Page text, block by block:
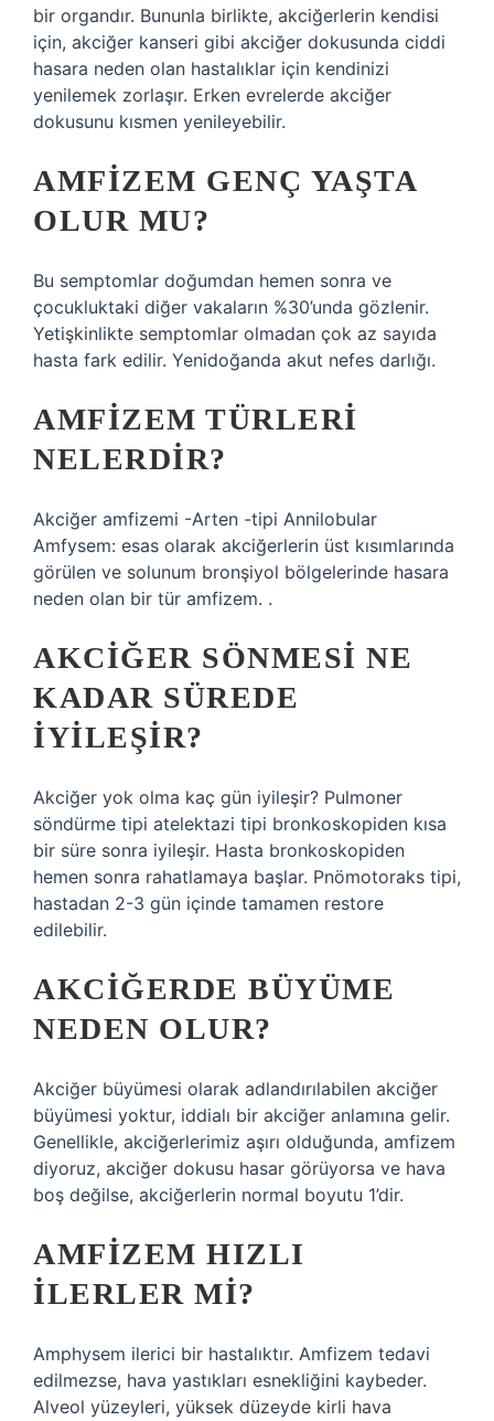
bir organdır. Bununla birlikte, akciğerlerin kendisi
için, akciğer kanseri gibi akciğer dokusunda ciddi
hasara neden olan hastalıklar için kendinizi
yenilemek zorlaşır. Erken evrelerde akciğer
dokusunu kısmen yenileyebilir.
AMFIZEM GENÇ YAŞTA
OLUR MU?
Bu semptomlar doğumdan hemen sonra ve
çocukluktaki diğer vakaların %30’unda gözlenir.
Yetişkinlikte semptomlar olmadan çok az sayıda
hasta fark edilir. Yenidoğanda akut nefes darlığı.
AMFIZEM TÜRLERI
NELERDIR?
Akciğer amfizemi -Arten -tipi Annilobular
Amfysem: esas olarak akciğerlerin üst kısımlarında
görülen ve solunum bronşiyol bölgelerinde hasara
neden olan bir tür amfizem. .
AKCIĞER SÖNMESI NE
KADAR SÜREDE
IYILEŞIR?
Akciğer yok olma kaç gün iyileşir? Pulmoner
söndürme tipi atelektazi tipi bronkoskopiden kısa
bir süre sonra iyileşir. Hasta bronkoskopiden
hemen sonra rahatlamaya başlar. Pnömotoraks tipi,
hastadan 2-3 gün içinde tamamen restore
edilebilir.
AKCIĞERDE BÜYÜME
NEDEN OLUR?
Akciğer büyümesi olarak adlandırılabilen akciğer
büyümesi yoktur, iddialı bir akciğer anlamına gelir.
Genellikle, akciğerlerimiz aşırı olduğunda, amfizem
diyoruz, akciğer dokusu hasar görüyorsa ve hava
boş değilse, akciğerlerin normal boyutu 1’dir.
AMFIZEM HIZLI
ILERLER MI?
Amphysem ilerici bir hastalıktır. Amfizem tedavi
edilmezse, hava yastıkları esnekliğini kaybeder.
Alveol yüzeyleri, yüksek düzeyde kirli hava